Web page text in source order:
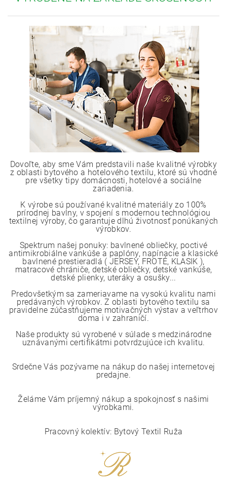
Dovoľte, aby sme Vám predstavili naše kvalitné výrobky
z oblasti bytového a hotelového textilu, ktoré sú vhodné
pre všetky tipy domácnosti, hotelové a sociálne
zariadenia.
K výrobe sú používané kvalitné materiály zo 100%
prírodnej bavlny, v spojení s modernou technológiou
textilnej výroby, čo garantuje dlhú životnosť ponúkaných
výrobkov.
Spektrum našej ponuky: bavlnené obliečky, poctivé
antimikrobiálne vankúše a paplóny, napínacie a klasické
bavlnené prestieradlá ( JERSEY, FROTÉ, KLASIK ),
matracové chrániče, detské obliečky, detské vankúše,
detské plienky, uteráky a osušky...
Predovšetkým sa zameriavame na vysokú kvalitu nami
predávaných výrobkov. Z oblasti bytového textilu sa
pravidelne zúčastňujeme motivačných výstav a veľtrhov
doma i v zahraničí.
Naše produkty sú vyrobené v súlade s medzinárodne
uznávanými certifikátmi potvrdzujúce ich kvalitu.
Srdečne Vás pozývame na nákup do našej internetovej
predajne.
Želáme Vám príjemný nákup a spokojnosť s našimi
výrobkami.
Pracovný kolektív: Bytový Textil Ruža